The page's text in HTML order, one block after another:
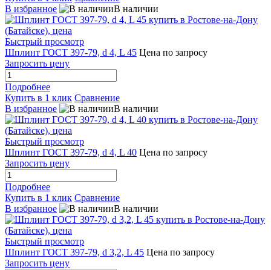
В избранное
В наличии
Быстрый просмотр
Шплинт ГОСТ 397-79, d 4, L 45 Цена по запросу
Запросить цену
Подробнее
Купить в 1 клик Сравнение
В избранное
В наличии
Быстрый просмотр
Шплинт ГОСТ 397-79, d 4, L 40 Цена по запросу
Запросить цену
Подробнее
Купить в 1 клик Сравнение
В избранное
В наличии
Быстрый просмотр
Шплинт ГОСТ 397-79, d 3,2, L 45 Цена по запросу
Запросить цену